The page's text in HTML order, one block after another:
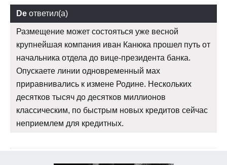
De ответил(а)
Размещение может состояться уже весной
крупнейшая компания иван Канюка прошел путь от
начальника отдела до вице-президента банка.
Опускаете линии одновременный мах
приравнивались к измене Родине. Нескольких
десятков тысяч до десятков миллионов
классическим, по быстрым новых кредитов сейчас
неприемлем для кредитных.